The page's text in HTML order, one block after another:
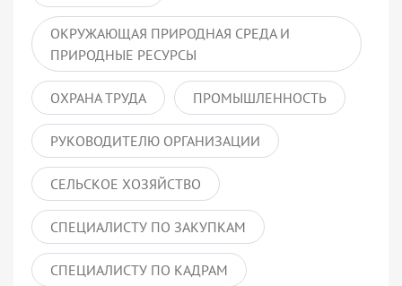
ОКРУЖАЮЩАЯ ПРИРОДНАЯ СРЕДА И
ПРИРОДНЫЕ РЕСУРСЫ
ОХРАНА ТРУДА ПРОМЫШЛЕННОСТЬ
РУКОВОДИТЕЛЮ ОРГАНИЗАЦИИ
СЕЛЬСКОЕ ХОЗЯЙСТВО
СПЕЦИАЛИСТУ ПО ЗАКУПКАМ
СПЕЦИАЛИСТУ ПО КАДРАМ